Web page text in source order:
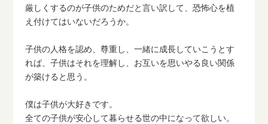
厳しくするのが子供のためだと言い訳して、恐怖心を植
え付けてはいないだろうか。
子供の人格を認め、尊重し、一緒に成長していこうとす
れば、子供はそれを理解し、お互いを思いやる良い関係
が築けると思う。
僕は子供が大好きです。
全ての子供が安心して暮らせる世の中になって欲しい。